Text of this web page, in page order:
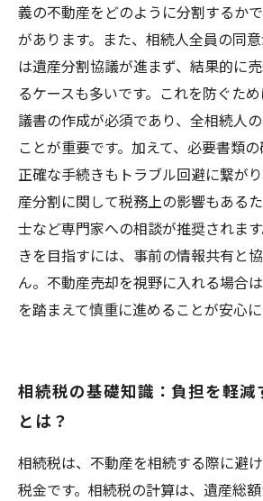
義の不動産をどのように分割するか
があります。また、相続人全員の同
は遺産分割協議が進まず、結果的に
るケースも多いです。これを防ぐた
議書の作成が必須であり、全相続人
ことが重要です。加えて、必要書類
正確な手続きもトラブル回避に繋が
産分割に関して税務上の影響もある
士など専門家への相談が推奨されま
きを目指すには、事前の情報共有と
ん。不動産売却を視野に入れる場合
を踏まえて慎重に進めることが安心に
相続税の基礎知識：負担を軽減
とは？
相続税は、不動産を相続する際に避
税金です。相続税の計算は、遺産総